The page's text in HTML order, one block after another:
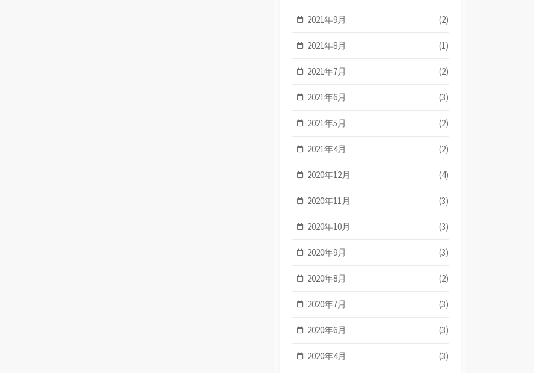
2021年9月 (2)
2021年8月 (1)
2021年7月 (2)
2021年6月 (3)
2021年5月 (2)
2021年4月 (2)
2020年12月 (4)
2020年11月 (3)
2020年10月 (3)
2020年9月 (3)
2020年8月 (2)
2020年7月 (3)
2020年6月 (3)
2020年4月 (3)